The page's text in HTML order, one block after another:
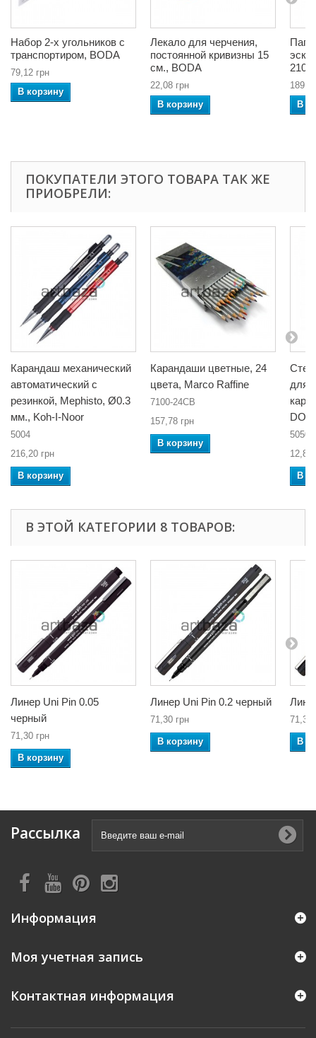
Набор 2-х угольников с
транспортиром, BODA
79,12 грн
В корзину
Лекало для черчения,
постоянной кривизны 15
см., BODA
22,08 грн
В корзину
210
В
ПОКУПАТЕЛИ ЭТОГО ТОВАРА ТАК ЖЕ
ПРИОБРЕЛИ:
Карандаш механический
автоматический с
резинкой, Mephisto, Ø0.3
мм., Koh-I-Noor
5004
216,20 грн
В корзину
Карандаши цветные, 24
цвета, Marco Raffine
7100-24CB
157,78 грн
В корзину
для
12,88
В
В ЭТОЙ КАТЕГОРИИ 8 ТОВАРОВ:
Линер Uni Pin 0.05
черный
71,30 грн
В корзину
Линер Uni Pin 0.2 черный
71,30 грн
В корзину
71,30
В
Рассылка
Информация
Моя учетная запись
Контактная информация